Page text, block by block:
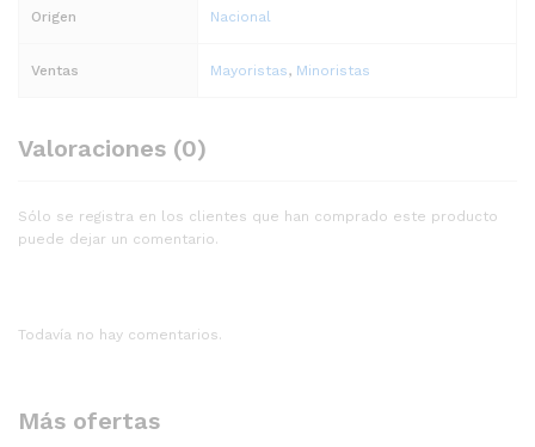
Origen Nacional
Ventas Mayoristas, Minoristas
Valoraciones (0)
Sólo se registra en los clientes que han comprado este producto
puede dejar un comentario.
Todavía no hay comentarios.
Más ofertas